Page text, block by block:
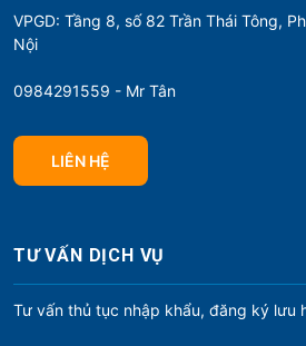
VPGD: Tầng 8, số 82 Trần Thái Tông,
Nội
0984291559 - Mr Tân
LIÊN HỆ
TƯ VẤN DỊCH VỤ
Tư vấn thủ tục nhập khẩu, đăng ký lưu